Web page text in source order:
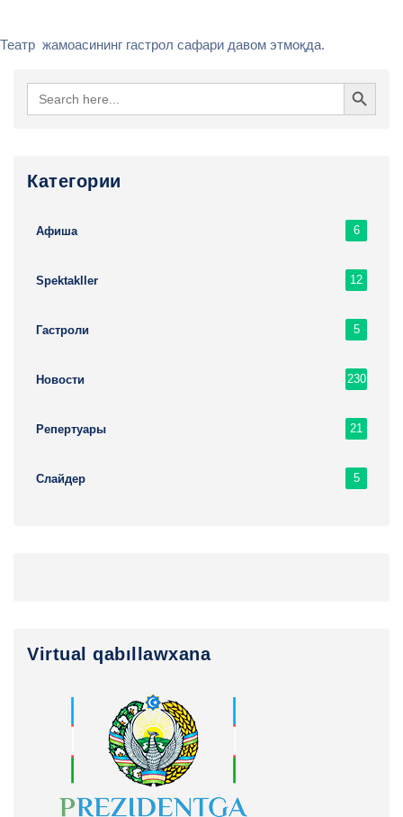
Театр жамоасининг гастрол сафари давом этмоқда.
Search
for:
Search Button
Категории
Афиша 6
Spektakller 12
Гастроли 5
Новости 230
Репертуары 21
Слайдер 5
Virtual qabıllawxana